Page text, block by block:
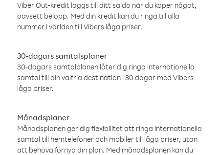
Viber Out-kredit läggs till ditt saldo när du köper något,
oavsett belopp. Med din kredit kan du ringa till alla
nummer i världen till Vibers låga priser.
30-dagars samtalsplaner
30-dagars samtalplanen låter dig ringa internationella
samtal till din valfria destination i 30 dagar med Vibers
låga priser.
Månadsplaner
Månadsplanen ger dig flexibilitet att ringa internationella
samtal till hemtelefoner och mobiler till låga priser, utan
att behöva förnya din plan. Med månadsplanen kan du